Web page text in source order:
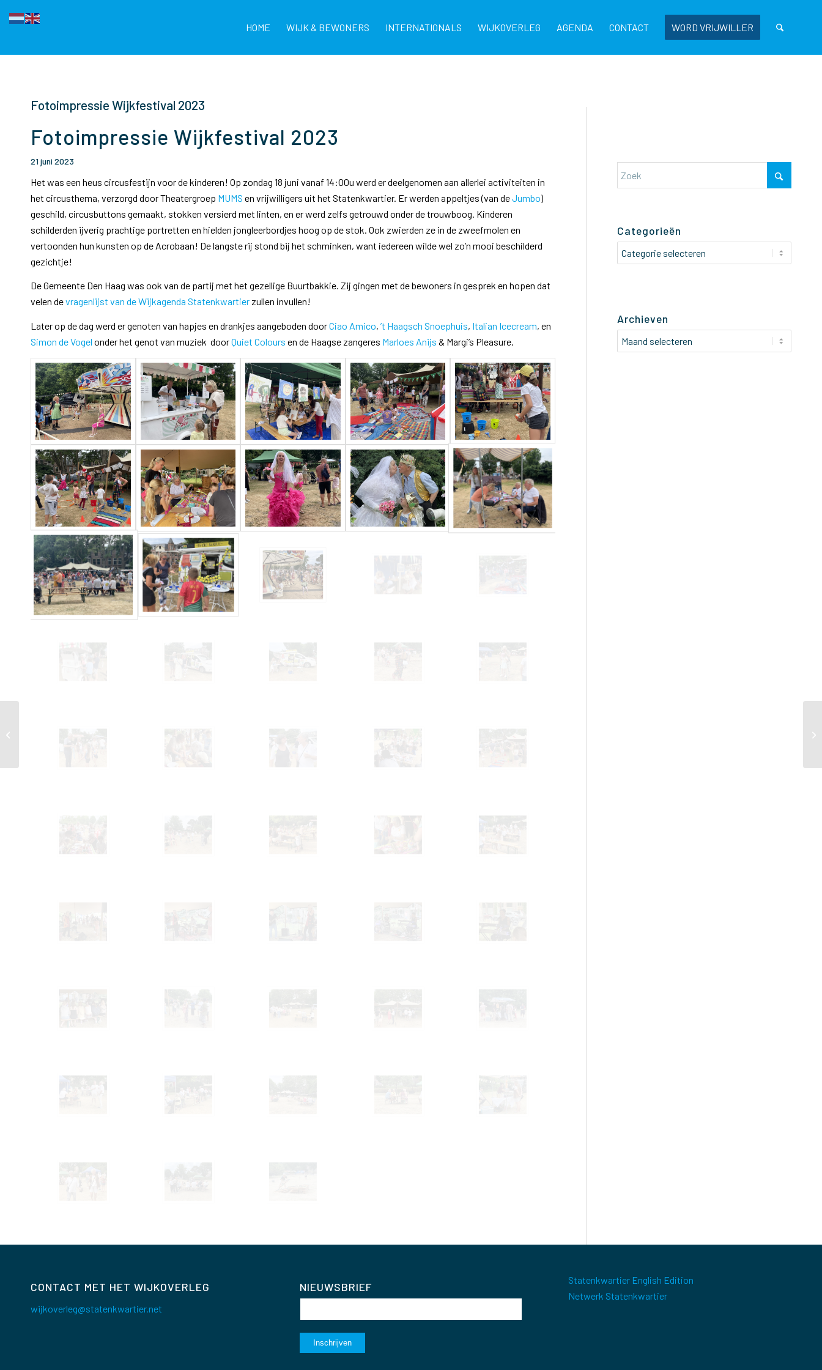
HOME WIJK & BEWONERS INTERNATIONALS WIJKOVERLEG AGENDA CONTACT WORD VRIJWILLER
Fotoimpressie Wijkfestival 2023
Fotoimpressie Wijkfestival 2023
21 juni 2023
Het was een heus circusfestijn voor de kinderen! Op zondag 18 juni vanaf 14:00u werd er deelgenomen aan allerlei activiteiten in
het circusthema, verzorgd door Theatergroep MUMS en vrijwilligers uit het Statenkwartier. Er werden appeltjes (van deJumbo)
geschild, circusbuttons gemaakt, stokken versierd met linten, en er werd zelfs getrouwd onder de trouwboog. Kinderen
schilderden ijverig prachtige portretten en hielden jongleerbordjes hoog op de stok. Ook zwierden ze in de zweefmolen en
vertoonden hun kunsten op de Acrobaan! De langste rij stond bij het schminken, want iedereen wilde wel zo’n mooi beschilderd
gezichtje!
De Gemeente Den Haag was ook van de partij met het gezellige Buurtbakkie. Zij gingen met de bewoners in gesprek en hopen dat
velen devragenlijst van de Wijkagenda Statenkwartier zullen invullen!
Later op de dag werd er genoten van hapjes en drankjes aangeboden doorCiao Amico, ’t Haagsch Snoephuis, Italian Icecream, en
Simon de Vogel onder het genot van muziek doorQuiet Colours en de Haagse zangeres Marloes Anijs & Margi’s Pleasure.
Categorieën
Categorieën
Archieven
CONTACT MET HET WIJKOVERLEG
wijkoverleg@statenkwartier.net
NIEUWSBRIEF
Statenkwartier English Edition
Netwerk Statenkwartier